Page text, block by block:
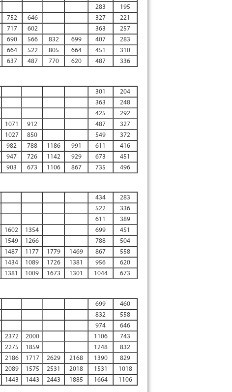
283
195
752 646 327
221
717 602 363
257
690 566 832 699 407
283
664 522 805 664 451
310
637 487 770 620 487 336
301
204
363
248
425
292
1071 912 487
327
1027 850 549
372
982 788 1186 991 611
416
947 726 1142 929 673
451
903 673 1106 867 735 496
434
283
522
336
611
389
1602 1354 699
451
1549 1266 788
504
1487 1177 1779 1469 867
558
1434 1089 1726 1381 956
620
1381 1009 1673 1301 1044 673
699
460
832
558
974
646
2372 2000 1106
743
2275 1859 1248
832
2186 1717 2629 2168 1390
829
2089 1575 2531 2018 1531
1018
1443 1443 2443 1885 1664 1106